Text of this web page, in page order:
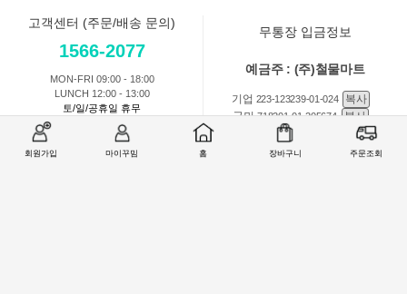
회원가입 마이꾸밈 홈 장바구니 주문조회
고객센터 (주문/배송 문의)
1566-2077
MON-FRI 09:00 - 18:00
LUNCH 12:00 - 13:00
토/일/공휴일 휴무
무통장 입금정보
예금주 : (주)철물마트
기업 223-123239-01-024
복사
국민718201-01-205674
복사
301-0168-3882-11 복사